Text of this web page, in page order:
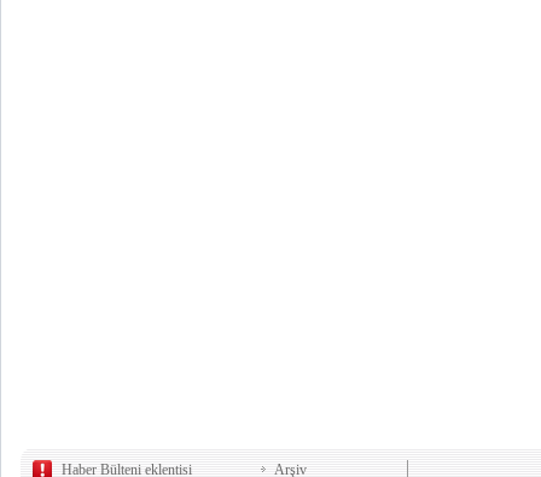
Haber Bülteni eklentisi
Arşiv